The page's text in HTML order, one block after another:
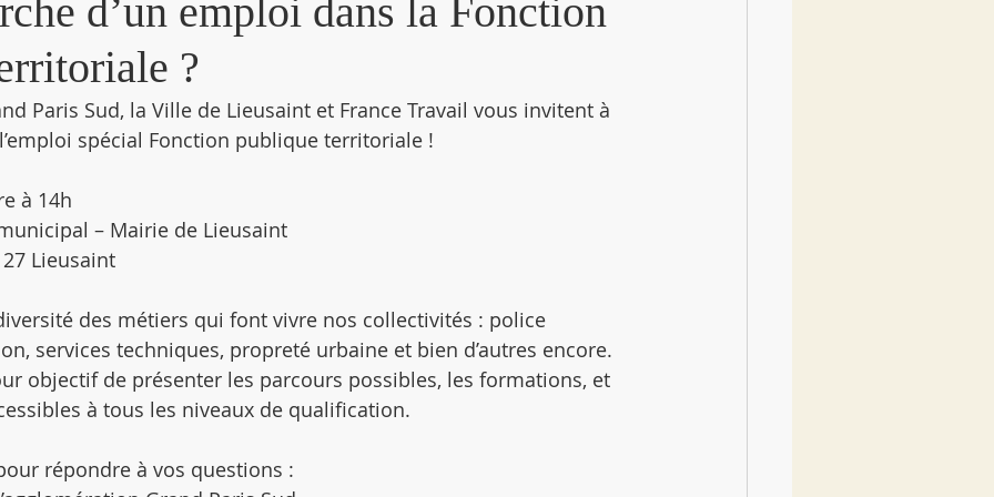
d’un emploi dans la Fonction
?
Paris Sud, la Ville de Lieusaint et France Travail vous invitent à
spécial Fonction publique territoriale !
à 14h
– Mairie de Lieusaint
Lieusaint
des métiers qui font vivre nos collectivités : police
services techniques, propreté urbaine et bien d’autres encore.
objectif de présenter les parcours possibles, les formations, et
à tous les niveaux de qualification.
répondre à vos questions :